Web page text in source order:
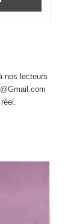
nos lecteurs